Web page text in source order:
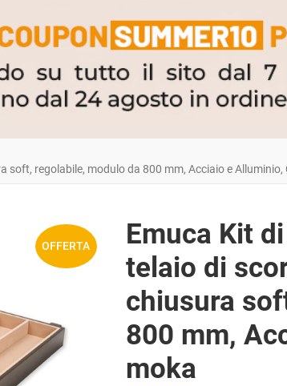
regolabile, modulo da 800 mm, Acciaio e Alluminio,
OFFERTA
Emuca Kit
telaio di
chiusura
800 mm,
moka